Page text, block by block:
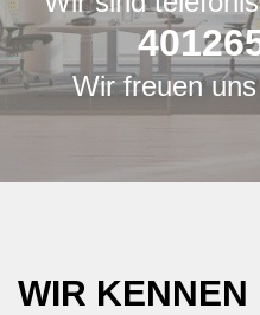
Wir freuen
WIR KENNEN